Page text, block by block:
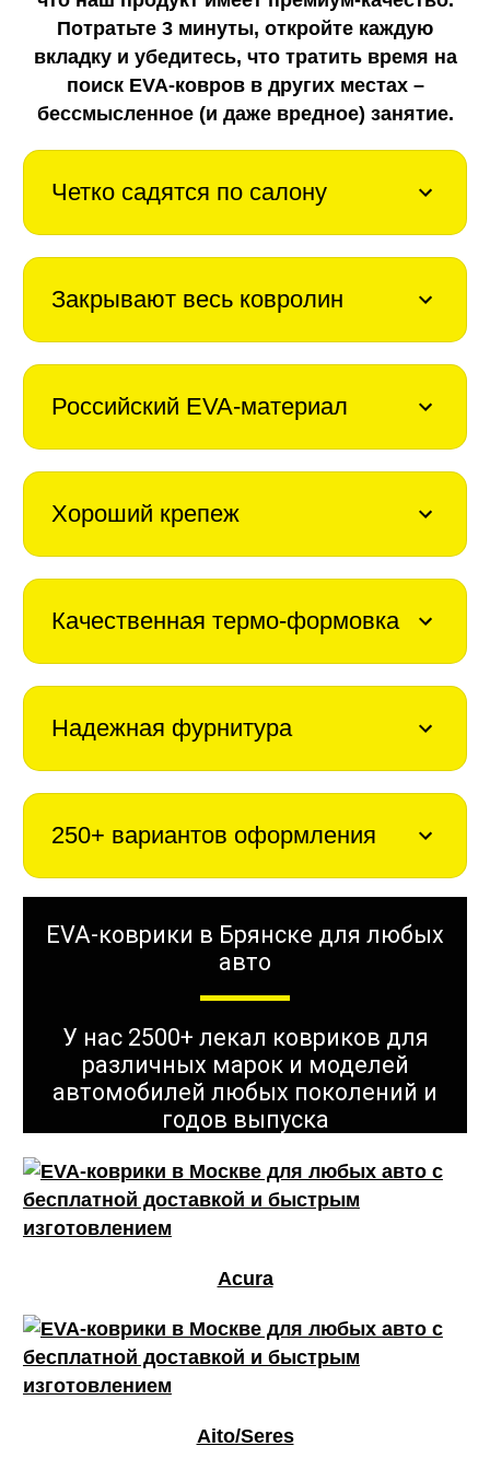
Потратьте 3 минуты, откройте каждую
вкладкуи убедитесь, что тратить время на
поиск EVA-ковров в других местах –
бессмысленное (и даже вредное) занятие.
Четко садятся по салону
Закрывают весь ковролин
Российский EVA-материал
Хороший крепеж
Качественная термо-формовка
Надежная фурнитура
250+ вариантов оформления
EVA-коврики в Брянске для любых
авто
У нас 2500+ лекал ковриков для
различных марок и моделей
автомобилей любых поколений и
годов выпуска
Acura
Aito/Seres